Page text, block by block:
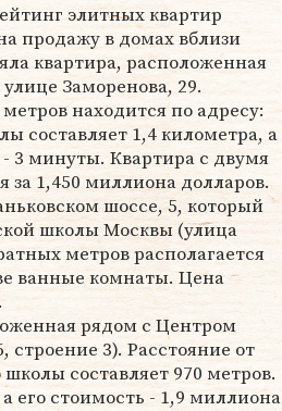
элитных квартир
продажу в домах вблизи
квартира, расположенная
Заморенова, 29.
находится по адресу:
составляет 1,4 километра, а
3 минуты. Квартира с двумя
за 1,450 миллиона долларов.
шоссе, 5, который
школы Москвы (улица
метров располагается
ванные комнаты. Цена
рядом с Центром
3). Расстояние от
составляет 970 метров.
его стоимость - 1,9 миллиона